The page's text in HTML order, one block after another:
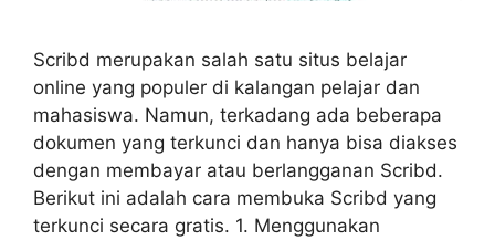
Scribd merupakan salah satu situs belajar
online yang populer di kalangan pelajar dan
mahasiswa. Namun, terkadang ada beberapa
dokumen yang terkunci dan hanya bisa diakses
dengan membayar atau berlangganan Scribd.
Berikut ini adalah cara membuka Scribd yang
terkunci secara gratis. 1. Menggunakan